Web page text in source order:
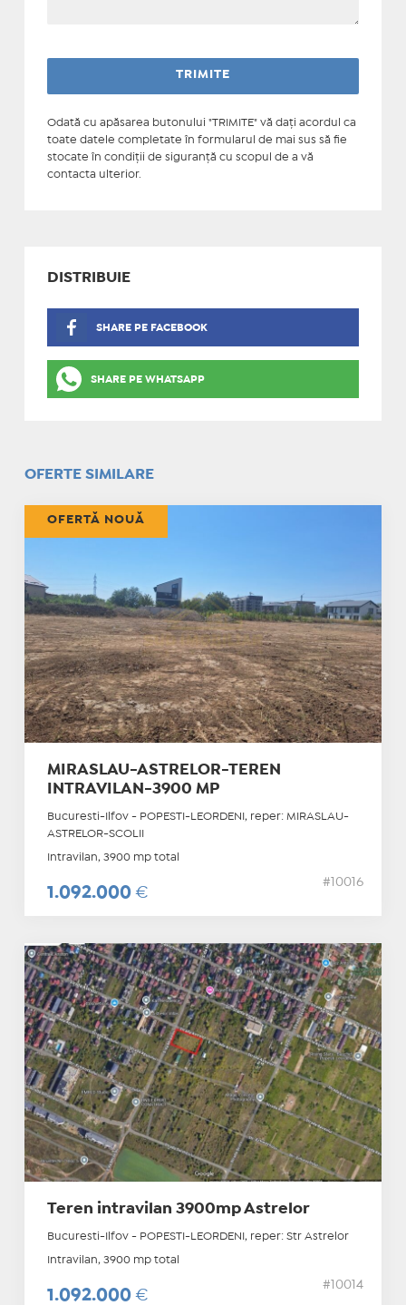
Odată cu apăsarea butonului "TRIMITE" vă daţi acordul ca
toate datele completate în formularul de mai sus să fie
stocate în condiţii de siguranţă cu scopul de a vă
contacta ulterior.
DISTRIBUIE
SHARE PE FACEBOOK
SHARE PE WHATSAPP
OFERTE SIMILARE
MIRASLAU-ASTRELOR-TEREN
INTRAVILAN-3900 MP
Bucuresti-Ilfov - POPESTI-LEORDENI, reper: MIRASLAU-
ASTRELOR-SCOLII
Intravilan, 3900 mp total
1.092.000 €
#10016
OFERTĂ NOUĂ
Teren intravilan 3900mp Astrelor
Bucuresti-Ilfov - POPESTI-LEORDENI, reper: Str Astrelor
Intravilan, 3900 mp total
1.092.000 €
#10014